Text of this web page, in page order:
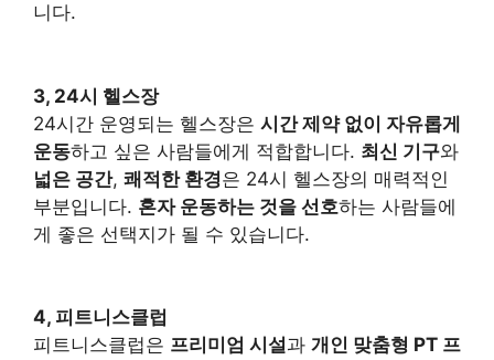
니다.
3, 24시 헬스장
24시간 운영되는 헬스장은 시간 제약 없이 자유롭게
운동하고 싶은 사람들에게 적합합니다. 최신 기구와
넓은 공간, 쾌적한 환경은 24시 헬스장의 매력적인
부분입니다. 혼자 운동하는 것을 선호하는 사람들에
게 좋은 선택지가 될 수 있습니다.
4, 피트니스클럽
피트니스클럽은 프리미엄 시설과 개인 맞춤형 PT 프